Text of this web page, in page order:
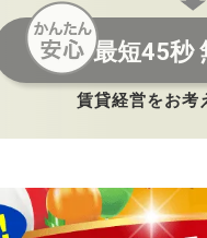
最短45秒
賃貸経営をお考